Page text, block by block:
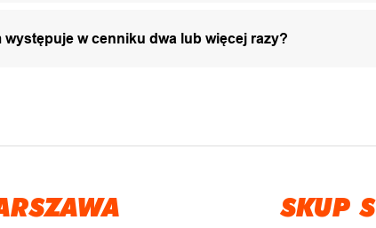
w cenniku dwa lub więcej razy?
SKUP